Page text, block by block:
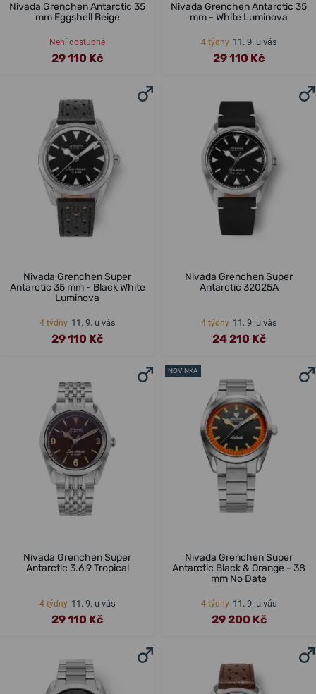
Nivada Grenchen Antarctic 35
mm Eggshell Beige
Není dostupné
29 110 Kč
Nivada Grenchen Antarctic 35
mm - White Luminova
4 týdny 11. 9. u vás
29 110 Kč
Nivada Grenchen Super
Antarctic 35 mm - Black White
Luminova
4 týdny 11. 9. u vás
29 110 Kč
Nivada Grenchen Super
Antarctic 32025A
4 týdny 11. 9. u vás
24 210 Kč
Nivada Grenchen Super
Antarctic 3.6.9 Tropical
4 týdny 11. 9. u vás
29 110 Kč
NOVINKA
Nivada Grenchen Super
Antarctic Black & Orange - 38
mm No Date
4 týdny 11. 9. u vás
29 200 Kč